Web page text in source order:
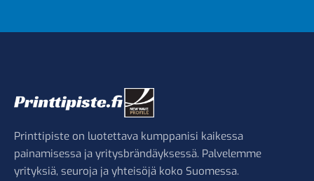
Printtipiste on luotettava kumppanisi kaikessa
painamisessa ja yritysbrändäyksessä. Palvelemme
yrityksiä, seuroja ja yhteisöjä koko Suomessa.